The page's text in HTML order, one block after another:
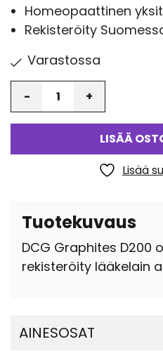
Homeopaattinen
Rekisteröity
Varastossa
LISÄÄ
Lisää
Tuotekuvaus
DCG Graphites D200
rekisteröity lääkelain
AINESOSAT